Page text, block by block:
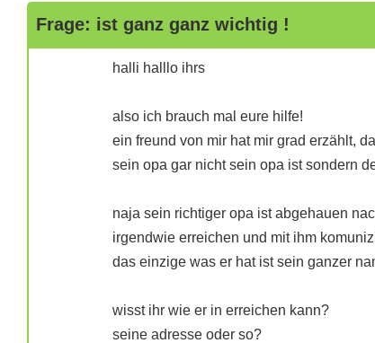
Frage: ist ganz ganz wichtig !
halli halllo ihrs
also ich brauch mal eure hilfe!
ein freund von mir hat mir grad erzählt,
sein opa gar nicht sein opa ist sondern
naja sein richtiger opa ist abgehauen
irgendwie erreichen und mit ihm
das einzige was er hat ist sein ganzer
wisst ihr wie er in erreichen kann?
seine adresse oder so?